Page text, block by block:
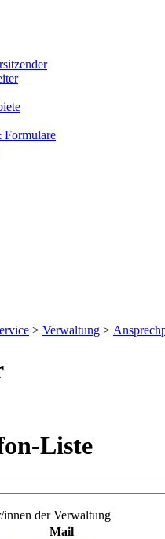
Formulare
> Verwaltung >
Liste
der Verwaltung
Mail